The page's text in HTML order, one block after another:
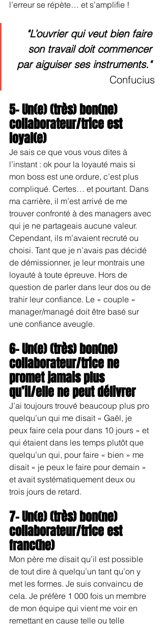
l’erreur se répète… et s’amplifie !
"L’ouvrier qui veut bien faire
son travail doit commencer
par aiguiser ses instruments."
Confucius
5- Un(e) (très) bon(ne)
collaborateur/trice est
loyal(e)
Je sais ce que vous vous dites à
l’instant : ok pour la loyauté mais si
mon boss est une ordure, c’est plus
compliqué. Certes… et pourtant. Dans
ma carrière, il m’est arrivé de me
trouver confronté à des managers avec
qui je ne partageais aucune valeur.
Cependant, ils m’avaient recruté ou
choisi. Tant que je n’avais pas décidé
de démissionner, je leur montrais une
loyauté à toute épreuve. Hors de
question de parler dans leur dos ou de
trahir leur confiance. Le « couple »
manager/managé doit être basé sur
une confiance aveugle.
6- Un(e) (très) bon(ne)
collaborateur/trice ne
promet jamais plus
qu’il/elle ne peut délivrer
J’ai toujours trouvé beaucoup plus pro
quelqu’un qui me disait « Gaël, je
peux faire cela pour dans 10 jours » et
qui étaient dans les temps plutôt que
quelqu’un qui, pour faire « bien » me
disait « je peux le faire pour demain »
et avait systématiquement deux ou
trois jours de retard.
7- Un(e) (très) bon(ne)
collaborateur/trice est
franc(he)
Mon père me disait qu’il est possible
de tout dire à quelqu’un tant qu’on y
met les formes. Je suis convaincu de
cela. Je préfère 1 000 fois un membre
de mon équipe qui vient me voir en
remettant en cause telle ou telle